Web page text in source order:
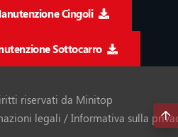
Cingoli
Sottocarro
riservati da Minitop
legali / Informativa sulla